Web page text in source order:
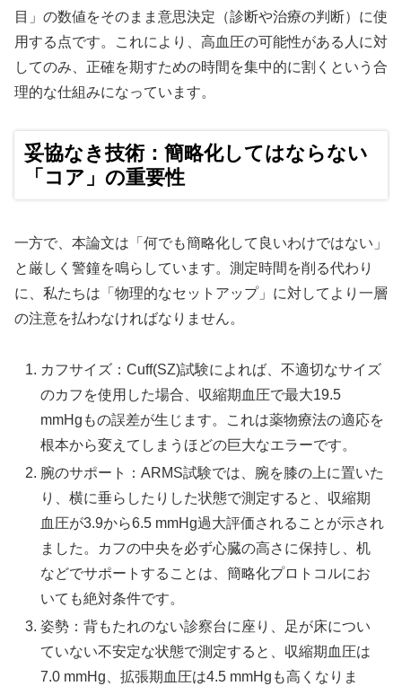
目」の数値をそのまま意思決定（診断や治療の判断）に使
用する点です。これにより、高血圧の可能性がある人に対
してのみ、正確を期すための時間を集中的に割くという合
理的な仕組みになっています。
妥協なき技術：簡略化してはならない
「コア」の重要性
一方で、本論文は「何でも簡略化して良いわけではない」
と厳しく警鐘を鳴らしています。測定時間を削る代わり
に、私たちは「物理的なセットアップ」に対してより一層
の注意を払わなければなりません。
カフサイズ：Cuff(SZ)試験によれば、不適切なサイズ
のカフを使用した場合、収縮期血圧で最大19.5
mmHgもの誤差が生じます。これは薬物療法の適応を
根本から変えてしまうほどの巨大なエラーです。
腕のサポート：ARMS試験では、腕を膝の上に置いた
り、横に垂らしたりした状態で測定すると、収縮期
血圧が3.9から6.5 mmHg過大評価されることが示され
ました。カフの中央を必ず心臓の高さに保持し、机
などでサポートすることは、簡略化プロトコルにお
いても絶対条件です。
姿勢：背もたれのない診察台に座り、足が床につい
ていない不安定な状態で測定すると、収縮期血圧は
7.0 mmHg、拡張期血圧は4.5 mmHgも高くなりま